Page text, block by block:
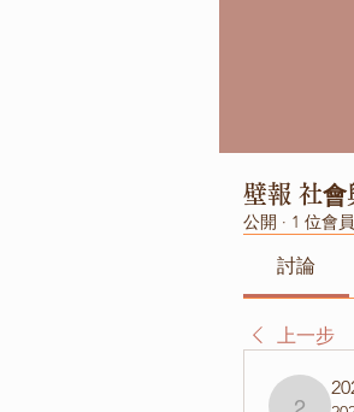
壁報 社會
公開 · 1 位會員
討論
上一步